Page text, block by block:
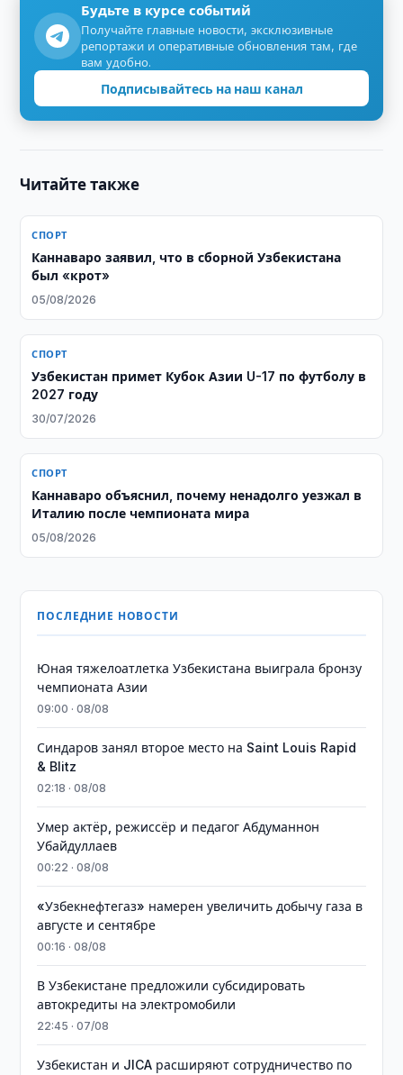
Будьте в курсе событий
Получайте главные новости, эксклюзивные
репортажи и оперативные обновления там, где
вам удобно.
Подписывайтесь на наш канал
Читайте также
СПОРТ
Каннаваро заявил, что в сборной Узбекистана
был «крот»
05/08/2026
СПОРТ
Узбекистан примет Кубок Азии U-17 по футболу в
2027 году
30/07/2026
СПОРТ
Каннаваро объяснил, почему ненадолго уезжал в
Италию после чемпионата мира
05/08/2026
ПОСЛЕДНИЕ НОВОСТИ
Юная тяжелоатлетка Узбекистана выиграла бронзу
чемпионата Азии
09:00 · 08/08
Синдаров занял второе место на Saint Louis Rapid
& Blitz
02:18 · 08/08
Умер актёр, режиссёр и педагог Абдуманнон
Убайдуллаев
00:22 · 08/08
«Узбекнефтегаз» намерен увеличить добычу газа в
августе и сентябре
00:16 · 08/08
В Узбекистане предложили субсидировать
автокредиты на электромобили
22:45 · 07/08
Узбекистан и JICA расширяют сотрудничество по